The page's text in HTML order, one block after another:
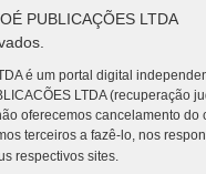
PUBLICAÇÕES LTDA
é um portal digital
LTDA (recuperação
oferecemos cancelamento
terceiros a fazê-lo, nos
respectivos sites.